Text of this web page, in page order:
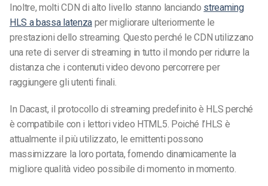
Inoltre, molti CDN di alto livello stanno lanciando streaming
HLS a bassa latenzaper migliorare ulteriormente le
prestazioni dello streaming. Questo perché le CDN utilizzano
una rete di server di streaming in tutto il mondo per ridurre la
distanza che i contenuti video devono percorrere per
raggiungere gli utenti finali.
In Dacast, il protocollo di streaming predefinito è HLS perché
è compatibile con i lettori video HTML5. Poiché l’HLS è
attualmente il più utilizzato, le emittenti possono
massimizzare la loro portata, fornendo dinamicamente la
migliore qualità video possibile di momento in momento.